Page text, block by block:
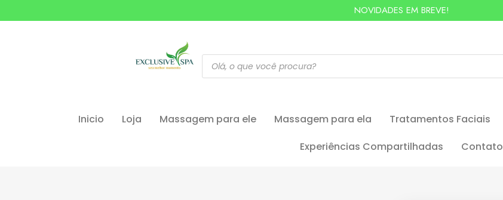
NOVIDADES EM BREVE!
Inicio Loja Massagem para ele Massagem para ela Tratamentos Faciais
Experiências Compartilhadas
Contato